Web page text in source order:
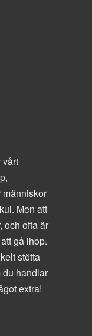
vårt
Men att
och ofta är
gå ihop.
stötta
du handlar
extra!